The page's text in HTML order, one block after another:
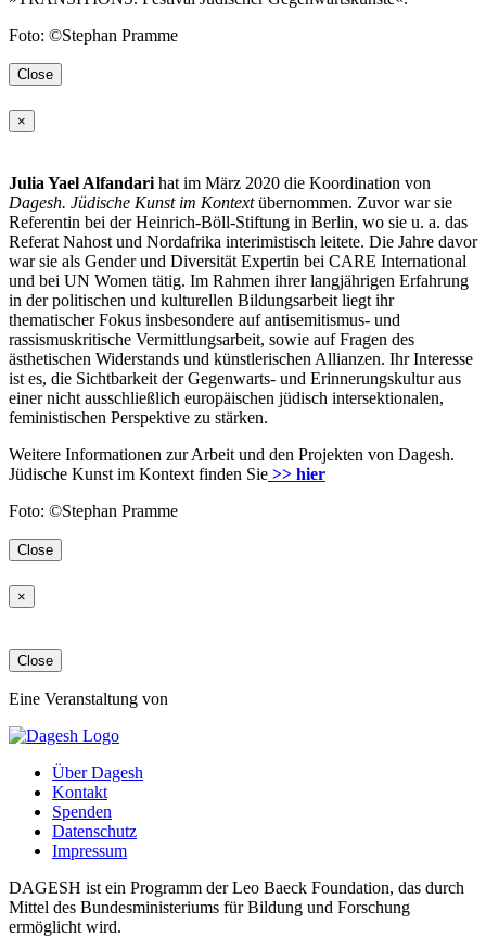
Foto: ©Stephan Pramme
Close
×
Julia Yael Alfandari hat im März 2020 die Koordination von
Dagesh. Jüdische Kunst im Kontextübernommen. Zuvor war sie
Referentin bei der Heinrich-Böll-Stiftung in Berlin, wo sie u. a. das
Referat Nahost und Nordafrika interimistisch leitete. Die Jahre davor
war sie als Gender und Diversität Expertin bei CARE International
und bei UN Women tätig. Im Rahmen ihrer langjährigen Erfahrung
in der politischen und kulturellen Bildungsarbeit liegt ihr
thematischer Fokus insbesondere auf antisemitismus- und
rassismuskritische Vermittlungsarbeit, sowie auf Fragen des
ästhetischen Widerstands und künstlerischen Allianzen. Ihr Interesse
ist es, die Sichtbarkeit der Gegenwarts- und Erinnerungskultur aus
einer nicht ausschließlich europäischen jüdisch intersektionalen,
feministischen Perspektive zu stärken.
Weitere Informationen zur Arbeit und den Projekten von Dagesh.
Jüdische Kunst im Kontext finden Sie >> hier
Foto: ©Stephan Pramme
Close
×
Close
Eine Veranstaltung von
Über Dagesh
Kontakt
Spenden
Datenschutz
Impressum
DAGESH ist ein Programm der Leo Baeck Foundation, das durch
Mittel des Bundesministeriums für Bildung und Forschung
ermöglicht wird.